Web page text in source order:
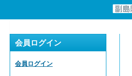
会員ログイン
会員ログイン